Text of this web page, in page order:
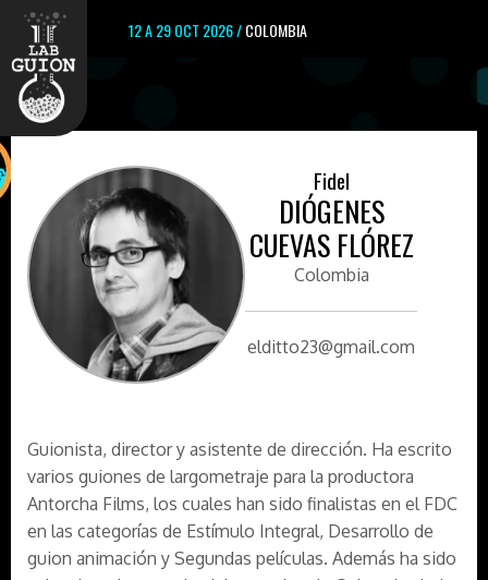
12 A 29 OCT 2026 /COLOMBIA
Fidel
DIÓGENES
CUEVAS FLÓREZ
Colombia
elditto23@gmail.com
Guionista, director y asistente de dirección. Ha escrito
varios guiones de largometraje para la productora
Antorcha Films, los cuales han sido finalistas en el FDC
en las categorías de Estímulo Integral, Desarrollo de
guion animación y Segundas películas. Además ha sido